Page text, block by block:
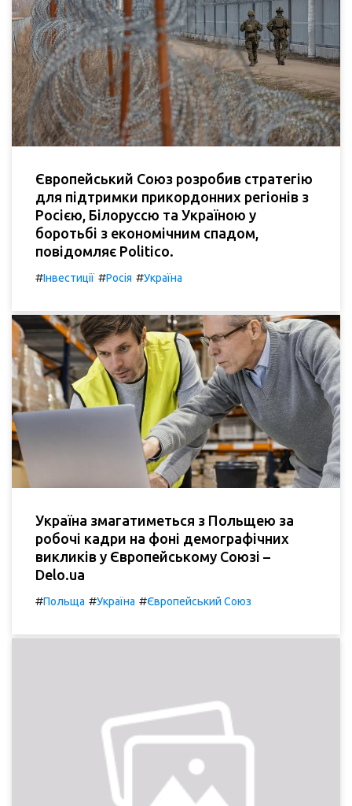
Європейський Союз розробив стратегію
для підтримки прикордонних регіонів з
Росією, Білоруссю та Україною у
боротьбі з економічним спадом,
повідомляє Politico.
#Інвестиції #Росія #Україна
Україна змагатиметься з Польщею за
робочі кадри на фоні демографічних
викликів у Європейському Союзі –
Delo.ua
#Польща #Україна #Європейський Союз